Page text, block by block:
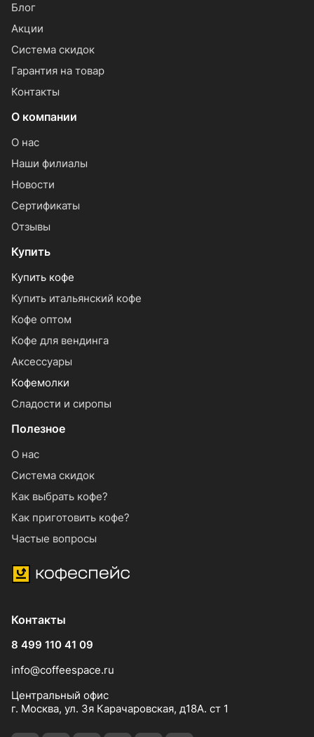
Блог
Акции
Система скидок
Гарантия на товар
Контакты
О компании
О нас
Наши филиалы
Новости
Сертификаты
Отзывы
Купить
Купить кофе
Купить итальянский кофе
Кофе оптом
Кофе для вендинга
Аксессуары
Кофемолки
Сладости и сиропы
Полезное
О нас
Система скидок
Как выбрать кофе?
Как приготовить кофе?
Частые вопросы
Контакты
8 499 110 41 09
info@coffeespace.ru
Центральный офис
г. Москва, ул. 3я Карачаровская, д18А. ст 1